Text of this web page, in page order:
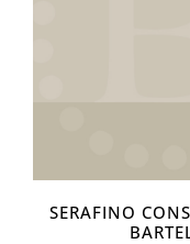
SERAFINO